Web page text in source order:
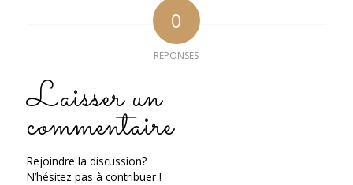
0
RÉPONSES
Laisser un
commentaire
Rejoindre la discussion?
N’hésitez pas à contribuer !